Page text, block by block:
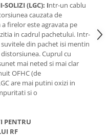
SOLIZI (LGC): Intr-un cablu
cauzata de
firelor este agravata pe
in cadrul pachetului. Intr-
din pachet isi mentin
Cuprul cu
mai neted si mai clar
OFHC (de
are mai putini oxizi in
si o
PENTRU
RF